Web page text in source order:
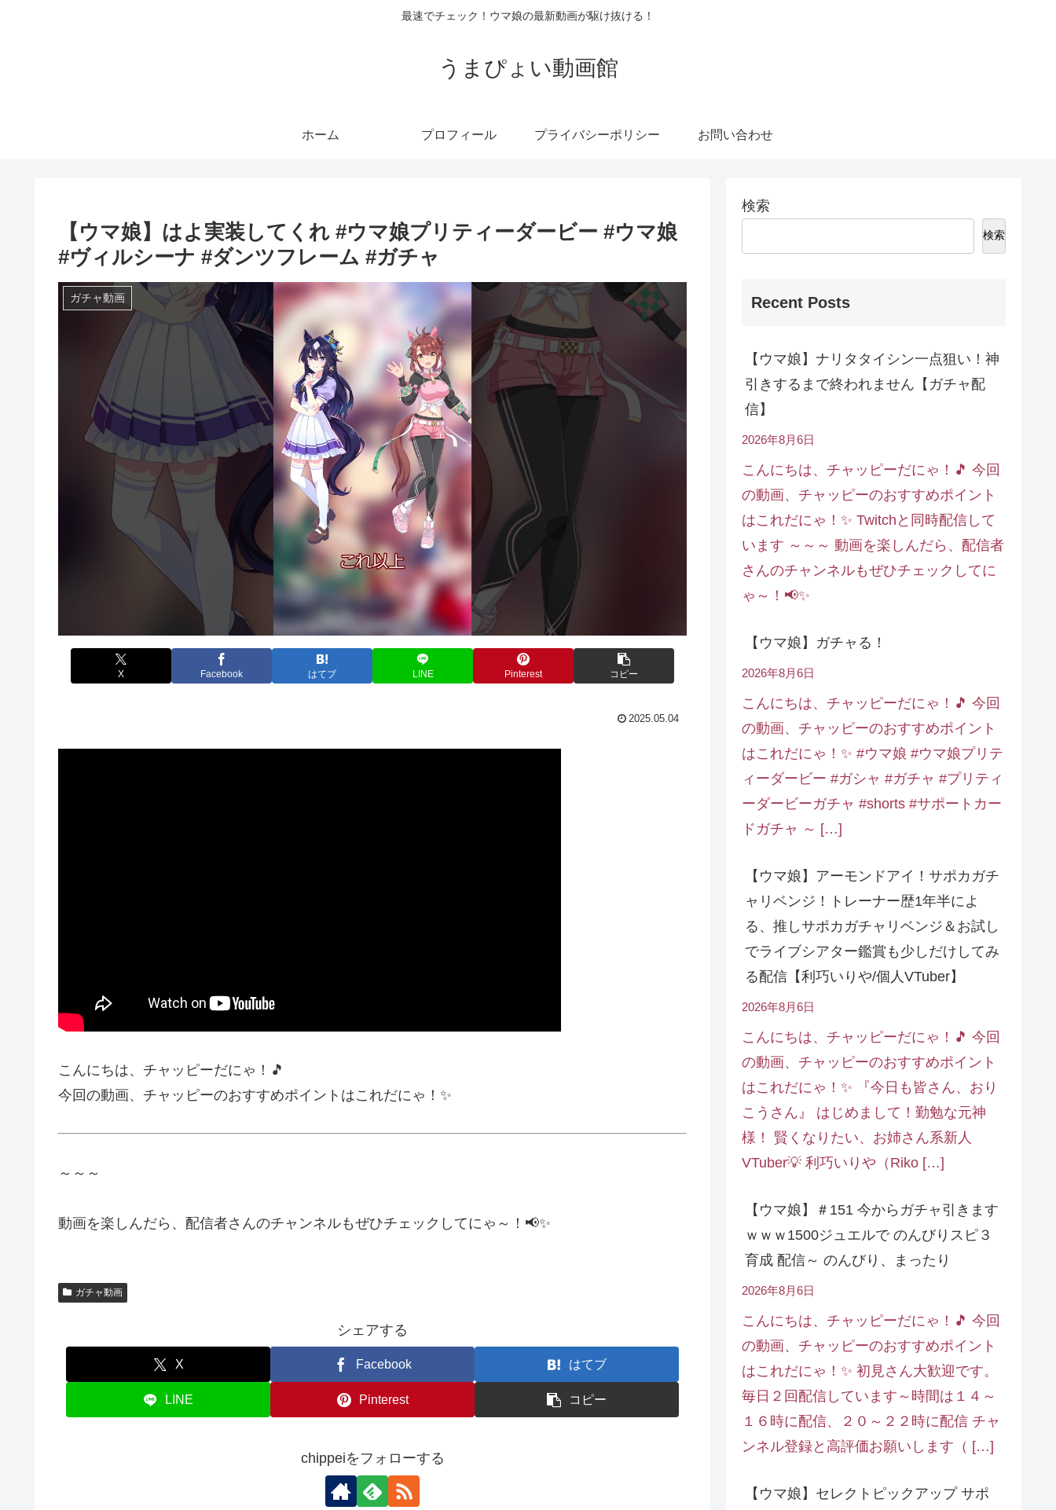
最速でチェック！ウマ娘の最新動画が駆け抜ける！
うまぴょい動画館
ホーム プロフィール プライバシーポリシー お問い合わせ
【ウマ娘】はよ実装してくれ #ウマ娘プリティーダービー #ウマ娘
#ヴィルシーナ #ダンツフレーム #ガチャ
ガチャ動画
X Facebook はてブ LINE Pinterest コピー
2025.05.04
こんにちは、チャッピーだにゃ！🎵
今回の動画、チャッピーのおすすめポイントはこれだにゃ！✨
～～～
動画を楽しんだら、配信者さんのチャンネルもぜひチェックしてにゃ～！📢✨
ガチャ動画
シェアする
X Facebook はてブ
LINE Pinterest コピー
chippeiをフォローする
検索
検索
Recent Posts
【ウマ娘】ナリタタイシン一点狙い！神
引きするまで終われません【ガチャ配
信】
2026年8月6日
こんにちは、チャッピーだにゃ！🎵 今回
の動画、チャッピーのおすすめポイント
はこれだにゃ！✨ Twitchと同時配信して
います ～～～ 動画を楽しんだら、配信者
さんのチャンネルもぜひチェックしてに
ゃ～！📢✨
【ウマ娘】ガチャる！
2026年8月6日
こんにちは、チャッピーだにゃ！🎵 今回
の動画、チャッピーのおすすめポイント
はこれだにゃ！✨ #ウマ娘 #ウマ娘プリテ
ィーダービー #ガシャ #ガチャ #プリティ
ーダービーガチャ #shorts #サポートカー
ドガチャ ～ […]
【ウマ娘】アーモンドアイ！サポカガチ
ャリベンジ！トレーナー歴1年半によ
る、推しサポカガチャリベンジ＆お試し
でライブシアター鑑賞も少しだけしてみ
る配信【利巧いりや/個人VTuber】
2026年8月6日
こんにちは、チャッピーだにゃ！🎵 今回
の動画、チャッピーのおすすめポイント
はこれだにゃ！✨ 『今日も皆さん、おり
こうさん』 はじめまして！勤勉な元神
様！ 賢くなりたい、お姉さん系新人
VTuber💡 利巧いりや（Riko […]
【ウマ娘】＃151 今からガチャ引きます
ｗｗｗ1500ジュエルで のんびりスピ３
育成 配信～ のんびり、まったり
2026年8月6日
こんにちは、チャッピーだにゃ！🎵 今回
の動画、チャッピーのおすすめポイント
はこれだにゃ！✨ 初見さん大歓迎です。
毎日２回配信しています～時間は１４～
１６時に配信、２０～２２時に配信 チャ
ンネル登録と高評価お願いします（ […]
【ウマ娘】セレクトピックアップ サポ